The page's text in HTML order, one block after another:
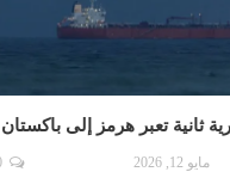
ثانية تعبر هرمز إلى باكستان
مايو 12, 2026 0